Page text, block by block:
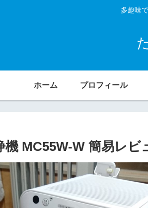
多趣味
ホーム プロフィール
機 MC55W-W 簡易レビ